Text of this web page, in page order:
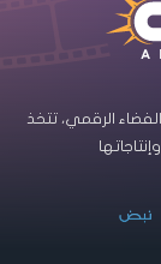
الرقمي، تتخذ